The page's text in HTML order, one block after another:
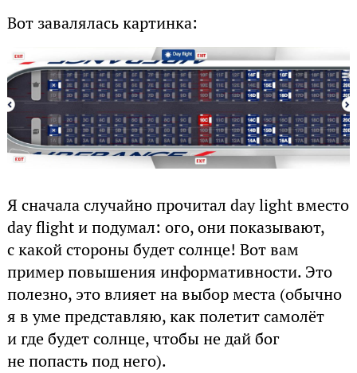
Вот завалялась картинка:
Я сначала случайно прочитал day light вместо
day flight и подумал: ого, они показывают,
с какой стороны будет солнце! Вот вам
пример повышения информативности. Это
полезно, это влияет на выбор места (обычно
я в уме представляю, как полетит самолёт
и где будет солнце, чтобы не дай бог
не попасть под него).